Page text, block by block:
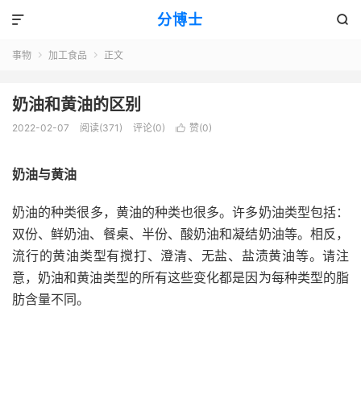
分博士 

事物  加工食品  正文
奶油和黄油的区别
2022-02-07 阅读(371) 评论(0)  赞(0)
奶油与黄油
奶油的种类很多，黄油的种类也很多。许多奶油类型包括：
双份、鲜奶油、餐桌、半份、酸奶油和凝结奶油等。相反，
流行的黄油类型有搅打、澄清、无盐、盐渍黄油等。请注
意，奶油和黄油类型的所有这些变化都是因为每种类型的脂
肪含量不同。